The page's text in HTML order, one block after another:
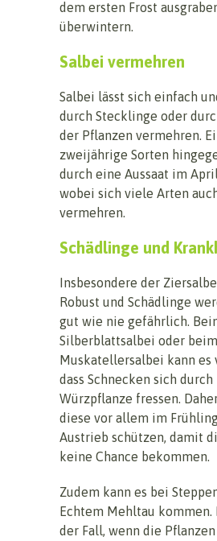
dem ersten Frost
überwintern.
Salbei vermehren
Salbei lässt sich einfach
durch Stecklinge oder
der Pflanzen vermehren.
zweijährige Sorten
durch eine Aussaat im
wobei sich viele Arten
vermehren.
Schädlinge und
Insbesondere der
Robust und Schädlinge
gut wie nie gefährlich.
Silberblattsalbei oder beim
Muskatellersalbei kann es
dass Schnecken sich durch
Würzpflanze fressen.
diese vor allem im
Austrieb schützen, damit
keine Chance bekommen.
Zudem kann es bei
Echtem Mehltau
der Fall, wenn die